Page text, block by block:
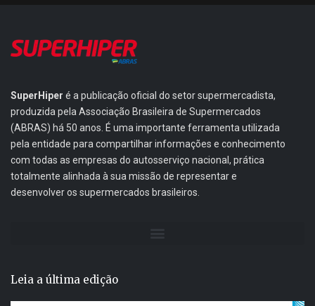
SuperHiper é a publicação oficial do setor supermercadista,
produzida pela Associação Brasileira de Supermercados
(ABRAS) há 50 anos. É uma importante ferramenta utilizada
pela entidade para compartilhar informações e conhecimento
com todas as empresas do autosserviço nacional, prática
totalmente alinhada à sua missão de representar e
desenvolver os supermercados brasileiros.
Leia a última edição